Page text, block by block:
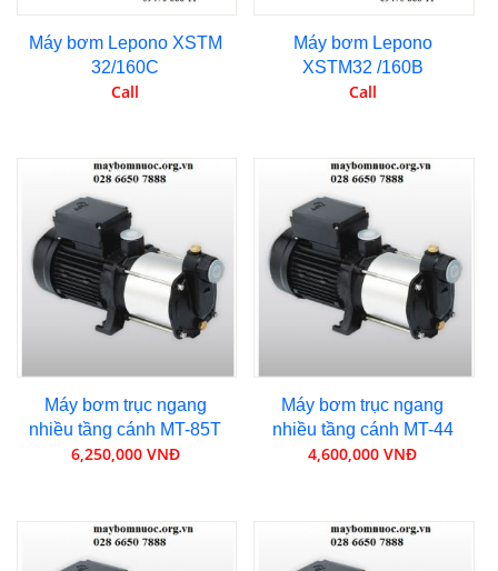
Máy bơm Lepono XSTM
32/160C
Call
Máy bơm Lepono
XSTM32 /160B
Call
Máy bơm trục ngang
nhiều tầng cánh MT-85T
6,250,000 VNĐ
Máy bơm trục ngang
nhiều tầng cánh MT-44
4,600,000 VNĐ